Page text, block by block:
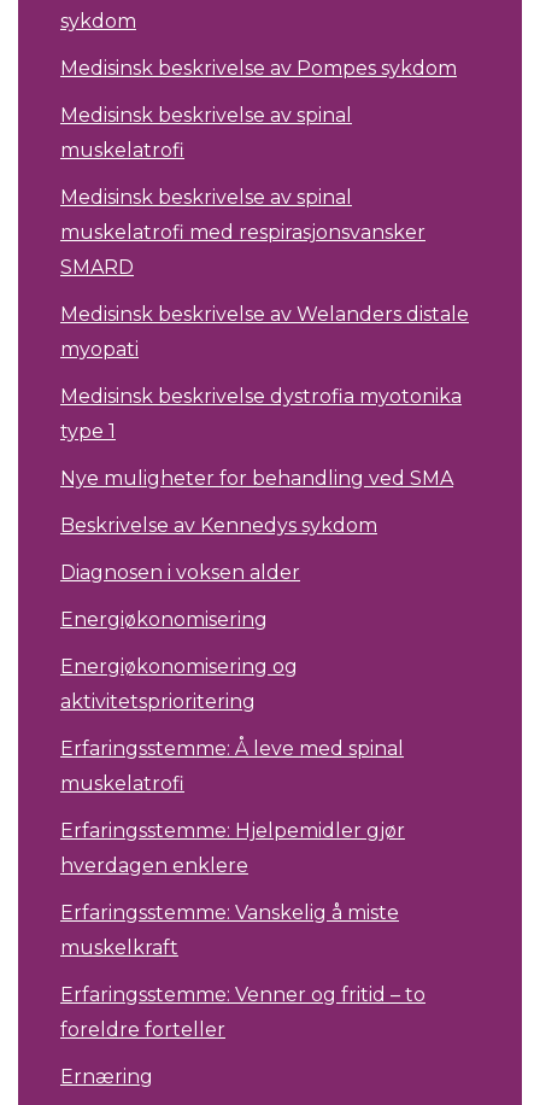
sykdom
Medisinsk beskrivelse av Pompes sykdom
Medisinsk beskrivelse av spinal
muskelatrofi
Medisinsk beskrivelse av spinal
muskelatrofi med respirasjonsvansker
SMARD
Medisinsk beskrivelse av Welanders distale
myopati
Medisinsk beskrivelse dystrofia myotonika
type 1
Nye muligheter for behandling ved SMA
Beskrivelse av Kennedys sykdom
Diagnosen i voksen alder
Energiøkonomisering
Energiøkonomisering og
aktivitetsprioritering
Erfaringsstemme: Å leve med spinal
muskelatrofi
Erfaringsstemme: Hjelpemidler gjør
hverdagen enklere
Erfaringsstemme: Vanskelig å miste
muskelkraft
Erfaringsstemme: Venner og fritid – to
foreldre forteller
Ernæring